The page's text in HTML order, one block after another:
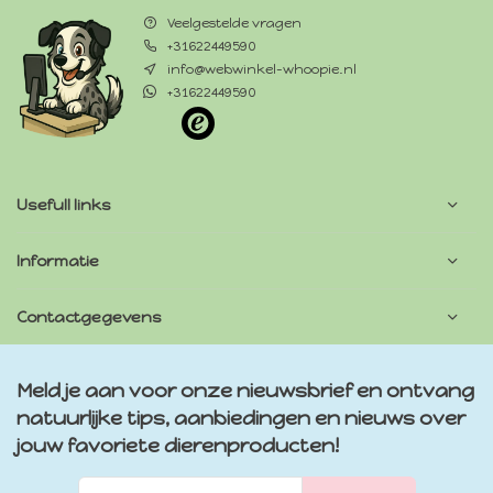
Veelgestelde vragen
+31622449590
info@webwinkel-whoopie.nl
+31622449590
Usefull links
Informatie
Contactgegevens
Meld je aan voor onze nieuwsbrief en ontvang
natuurlijke tips, aanbiedingen en nieuws over
jouw favoriete dierenproducten!